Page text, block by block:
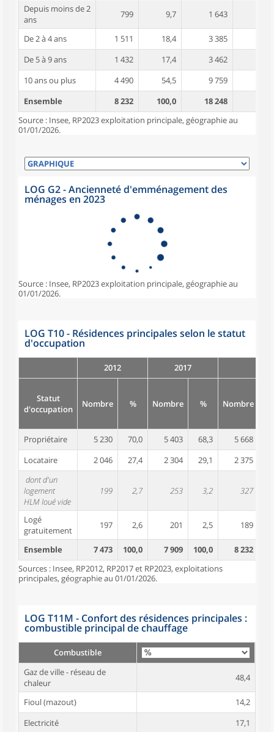
Depuis moins de 2
ans
799 9,7 1 643
De 2 à 4 ans 1 511 18,4 3 385
De 5 à 9 ans
1 432 17,4 3 462
10 ans ou plus
4 490 54,5 9 759
Ensemble
8 232 100,0 18 248
Source : Insee, RP2023 exploitation principale, géographie au
01/01/2026.
LOG G2 - Ancienneté d'emménagement des
ménages en 2023
Source : Insee, RP2023 exploitation principale, géographie au
01/01/2026.
LOG T10 - Résidences principales selon le statut
d'occupation
2012 2017
Statut
d'occupation
Nombre % Nombre % Nombre
Propriétaire 5 230 70,0 5 403 68,3 5 668
Locataire
2 046 27,4 2 304 29,1 2 375
dont d'un
logement
HLM loué vide
199 2,7 253 3,2 327
Logé
gratuitement
197 2,6 201 2,5 189
Ensemble 7 473 100,0 7 909 100,0 8 232
Sources : Insee, RP2012, RP2017 et RP2023, exploitations
principales, géographie au 01/01/2026.
LOG T11M - Confort des résidences principales :
combustible principal de chauffage
Combustible
Gaz de ville - réseau de
chaleur
48,4
Fioul (mazout)
14,2
Electricité
17,1